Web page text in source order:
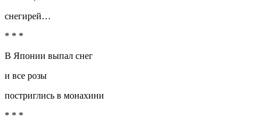
снегирей…
* * *
В Японии выпал снег
и все розы
постриглись в монахини
* * *